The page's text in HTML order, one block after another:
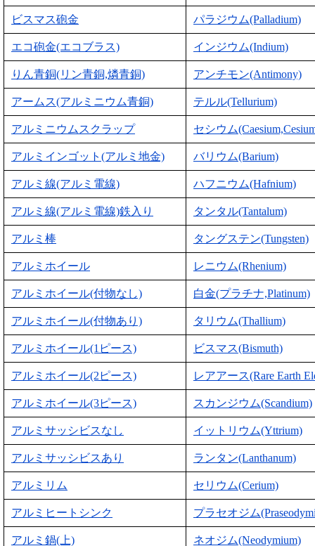
ビスマス砲金 パラジウム(Palladium)
エコ砲金(エコブラス) インジウム(Indium)
りん青銅(リン青銅,燐青銅) アンチモン(Antimony)
アームス(アルミニウム青銅) テルル(Tellurium)
アルミニウムスクラップ セシウム
アルミインゴット(アルミ地金) バリウム(Barium)
アルミ線(アルミ電線) ハフニウム(Hafnium)
アルミ線(アルミ電線)鉄入り タンタル(Tantalum)
アルミ棒 タングステン(Tungsten)
アルミホイール レニウム(Rhenium)
アルミホイール(付物なし) 白金(プラチナ,Platinum)
アルミホイール(付物あり) タリウム(Thallium)
アルミホイール(1ピース) ビスマス(Bismuth)
アルミホイール(2ピース) レアアース(Rare Earth
アルミホイール(3ピース) スカンジウム(Scandium)
アルミサッシビスなし イットリウム(Yttrium)
アルミサッシビスあり ランタン(Lanthanum)
アルミリム セリウム(Cerium)
アルミヒートシンク プラセオジム
アルミ鍋(上) ネオジム(Neodymium)